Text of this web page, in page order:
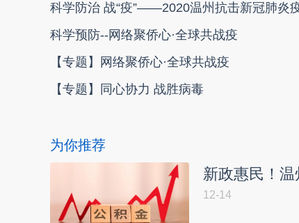
科学防治 战“疫”——2020温州抗击新冠肺炎
科学预防--网络聚侨心·全球共战疫
【专题】网络聚侨心·全球共战疫
【专题】同心协力 战胜病毒
为你推荐
新政惠民！
12-14